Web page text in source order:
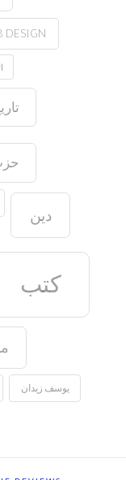
DESIGN
دين
كتب
يوسف زيدان